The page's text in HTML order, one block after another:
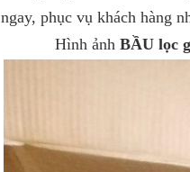
ngay, phục vụ khách hàng
Hình ảnh BẦU lọc